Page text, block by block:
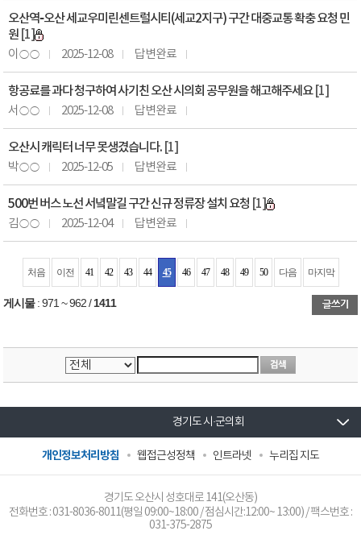
오산역–오산 세교우미린센트럴시티(세교2지구) 구간 대중교통 확충 요청 민
원 [1]
이○○ 2025-12-08 답변완료
항공료를 과다 청구하여 사기친 오산 시의회 공무원을 해고해주세요 [1]
서○○ 2025-12-08 답변완료
오산시 캐릭터 너무 못생겼습니다. [1]
박○○ 2025-12-05 답변완료
500번 버스 노선 서녘말길 구간 신규 정류장 설치 요청 [1]
김○○ 2025-12-04 답변완료
처음 이전 41 42 43 44 45 46 47 48 49 50 다음 마지막
게시물:971 ~ 962 /1411
경기도 시·군의회
개인정보처리방침 웹접근성정책 인트라넷 누리집 지도
경기도 오산시 성호대로 141(오산동)
전화번호 :031-8036-8011(평일 09:00~18:00 / 점심시간:12:00~ 13:00) / 팩스번호 :
031-375-2875